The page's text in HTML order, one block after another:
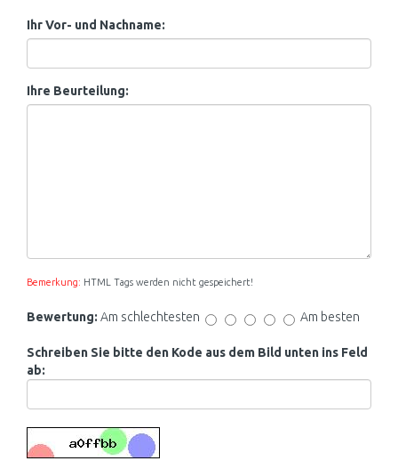
Ihr Vor- und Nachname:
Ihre Beurteilung:
Bemerkung: HTML Tags werden nicht gespeichert!
Bewertung: Am schlechtesten Am besten
Schreiben Sie bitte den Kode aus dem Bild unten ins Feld
ab: